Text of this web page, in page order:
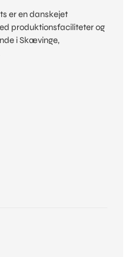
er en danskejet
produktionsfaciliteter og
i Skævinge,